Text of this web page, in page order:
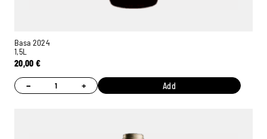
Basa 2024
1,5L
20,00€
− + Add